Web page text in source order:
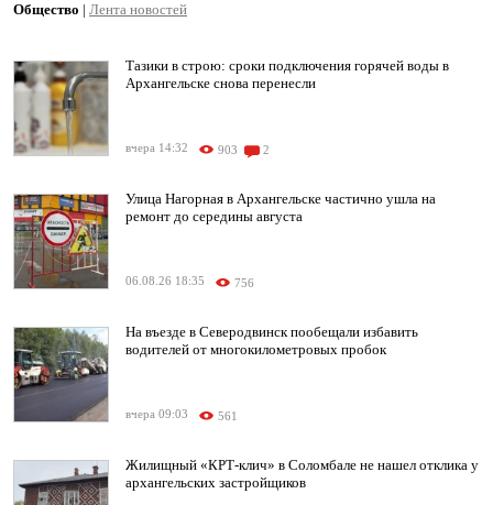
Общество | Лента новостей
Тазики в строю: сроки подключения горячей воды в
Архангельске снова перенесли
вчера 14:32 903 2
Улица Нагорная в Архангельске частично ушла на
ремонт до середины августа
06.08.26 18:35 756
На въезде в Северодвинск пообещали избавить
водителей от многокилометровых пробок
вчера 09:03 561
Жилищный «КРТ-клич» в Соломбале не нашел отклика у
архангельских застройщиков